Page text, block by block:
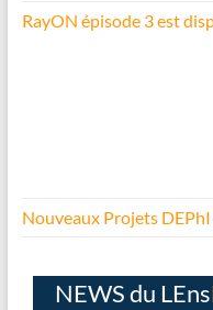
RayON épisode 3 est
Nouveaux Projets
NEWS du